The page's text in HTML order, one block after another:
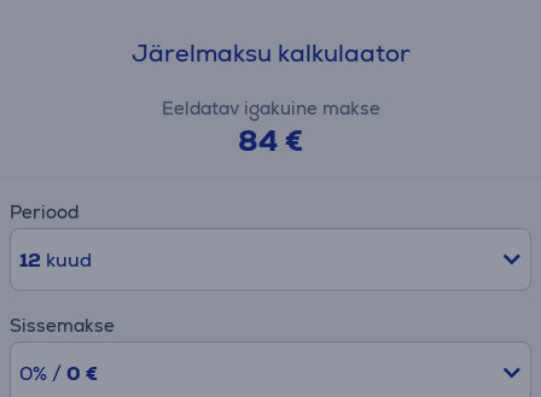
Järelmaksu kalkulaator
Eeldatav igakuine makse
84 €
Periood
12 kuud
Sissemakse
0% / 0 €